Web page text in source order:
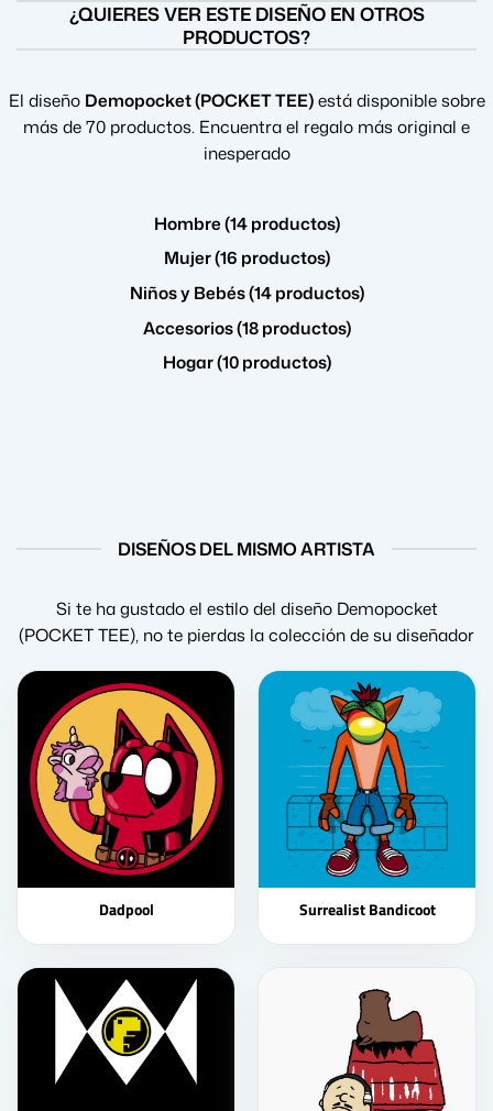
¿QUIERES VER ESTE DISEÑO EN OTROS
PRODUCTOS?
El diseño Demopocket (POCKET TEE)está disponible sobre
más de 70 productos. Encuentra el regalo más original e
inesperado
Hombre (14 productos)
Mujer (16 productos)
Niños y Bebés (14 productos)
Accesorios (18 productos)
Hogar (10 productos)
DISEÑOS DEL MISMO ARTISTA
Si te ha gustado el estilo del diseño Demopocket
(POCKET TEE), no te pierdas la colección de su diseñador
Dadpool Surrealist Bandicoot